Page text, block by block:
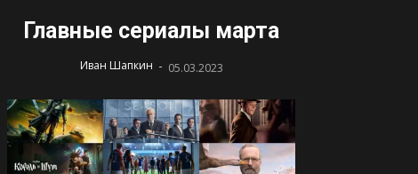
Главные сериалы марта
Иван Шапкин - 05.03.2023